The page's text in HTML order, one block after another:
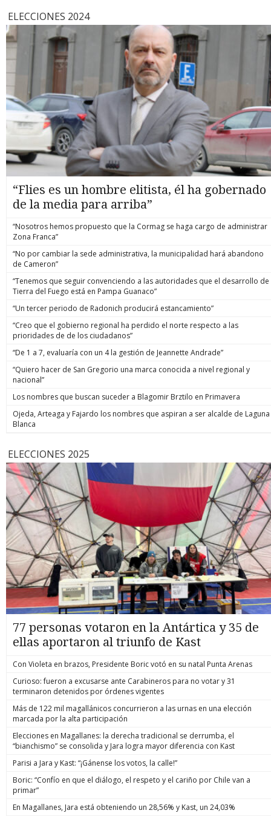
ELECCIONES 2024
“Flies es un hombre elitista, él ha gobernado
de la media para arriba”
“Nosotros hemos propuesto que la Cormag se haga cargo de administrar
Zona Franca”
“No por cambiar la sede administrativa, la municipalidad hará abandono
de Cameron”
“Tenemos que seguir convenciendo a las autoridades que el desarrollo de
Tierra del Fuego está en Pampa Guanaco”
“Un tercer periodo de Radonich producirá estancamiento”
“Creo que el gobierno regional ha perdido el norte respecto a las
prioridades de de los ciudadanos”
“De 1 a 7, evaluaría con un 4 la gestión de Jeannette Andrade”
“Quiero hacer de San Gregorio una marca conocida a nivel regional y
nacional”
Los nombres que buscan suceder a Blagomir Brztilo en Primavera
Ojeda, Arteaga y Fajardo los nombres que aspiran a ser alcalde de Laguna
Blanca
ELECCIONES 2025
77 personas votaron en la Antártica y 35 de
ellas aportaron al triunfo de Kast
Con Violeta en brazos, Presidente Boric votó en su natal Punta Arenas
Curioso: fueron a excusarse ante Carabineros para no votar y 31
terminaron detenidos por órdenes vigentes
Más de 122 mil magallánicos concurrieron a las urnas en una elección
marcada por la alta participación
Elecciones en Magallanes: la derecha tradicional se derrumba, el
“bianchismo” se consolida y Jara logra mayor diferencia con Kast
Parisi a Jara y Kast: “¡Gánense los votos, la calle!”
Boric: “Confío en que el diálogo, el respeto y el cariño por Chile van a
primar”
En Magallanes, Jara está obteniendo un 28,56% y Kast, un 24,03%